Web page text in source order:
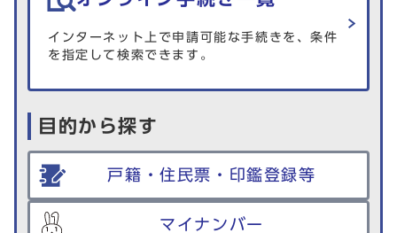
インターネット上で申請可能な手続きを、条件
を指定して検索できます。
目的から探す
戸籍・住民票・印鑑登録等
マイナンバー